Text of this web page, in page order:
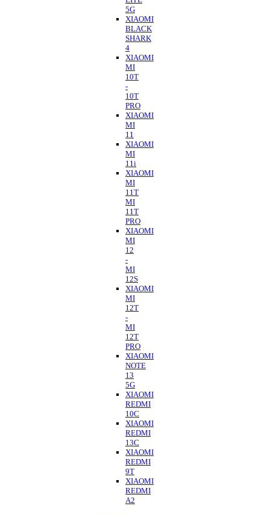
5G
XIAOMI
BLACK
SHARK
4
XIAOMI
MI
10T
-
10T
PRO
XIAOMI
MI
11
XIAOMI
MI
11i
XIAOMI
MI
11T
MI
11T
PRO
XIAOMI
MI
12
-
MI
12S
XIAOMI
MI
12T
-
MI
12T
PRO
XIAOMI
NOTE
13
5G
XIAOMI
REDMI
10C
XIAOMI
REDMI
13C
XIAOMI
REDMI
9T
XIAOMI
REDMI
A2